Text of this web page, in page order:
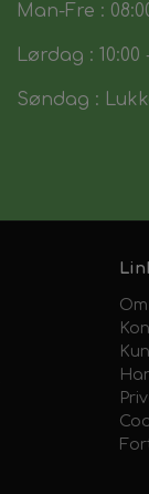
Man-Fre :
Lørdag : 10:00
Søndag :